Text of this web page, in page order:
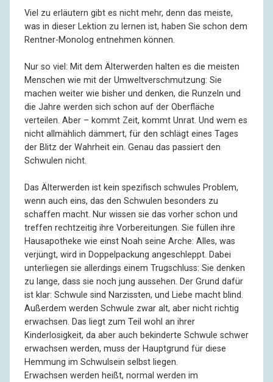
Herrgott noch mal, was haben Sie sich denn so! Sie
werden mich den ganzen Nachmittag lang
ausquetschen. Warum soll es mir denn da zu viel sein,
R: Gut, dann trink’ ich ein Bier.
I: Also ein Bier. Wie ich. – Oder trinken Sie keinen
Alkohol? Nicht, dass Sie gleich als Erstes schreiben, ich
verführe hübsche junge Männer zu abwegigen
R: So hübsch bin ich doch gar nicht.
I: Aber jung. Jedenfalls für meine Begriffe. Sie sind doch
nicht älter als Mitte dreißig.
R: Ich bin achtundzwanzig.
I: Wie ich sage, nicht älter als Mitte dreißig.
R: Es macht Ihnen hoffentlich nichts aus, wenn ich
unser Gespräch aufzeichne?
Viel zu erläutern gibt es nicht mehr, denn das meiste,
was in dieser Lektion zu lernen ist, haben Sie schon dem
Rentner-Monolog entnehmen können.
Nur so viel: Mit dem Älterwerden halten es die meisten
Menschen wie mit der Umweltverschmutzung: Sie
machen weiter wie bisher und denken, die Runzeln und
die Jahre werden sich schon auf der Oberfläche
verteilen. Aber – kommt Zeit, kommt Unrat. Und wem es
nicht allmählich dämmert, für den schlägt eines Tages
der Blitz der Wahrheit ein. Genau das passiert den
Schwulen nicht.
Das Älterwerden ist kein spezifisch schwules Problem,
wenn auch eins, das den Schwulen besonders zu
schaffen macht. Nur wissen sie das vorher schon und
treffen rechtzeitig ihre Vorbereitungen. Sie füllen ihre
Hausapotheke wie einst Noah seine Arche: Alles, was
verjüngt, wird in Doppelpackung angeschleppt. Dabei
unterliegen sie allerdings einem Trugschluss: Sie denken
zu lange, dass sie noch jung aussehen. Der Grund dafür
ist klar: Schwule sind Narzissten, und Liebe macht blind.
Außerdem werden Schwule zwar alt, aber nicht richtig
erwachsen. Das liegt zum Teil wohl an ihrer
Kinderlosigkeit, da aber auch bekinderte Schwule schwer
erwachsen werden, muss der Hauptgrund für diese
Hemmung im Schwulsein selbst liegen.
Erwachsen werden heißt, normal werden im